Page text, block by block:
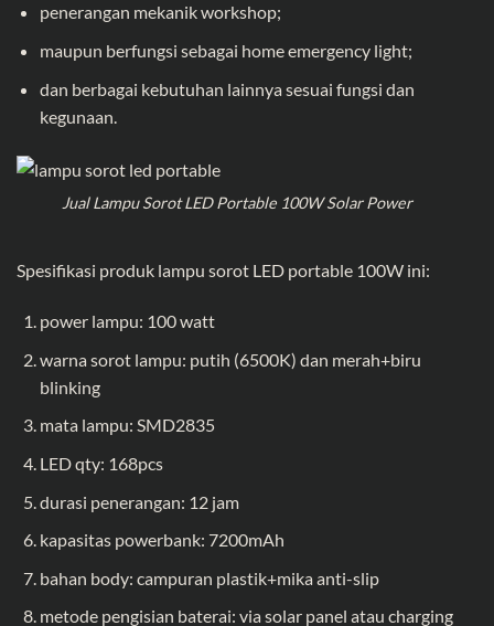
penerangan mekanik workshop;
maupun berfungsi sebagai homeemergency light;
dan berbagai kebutuhan lainnya sesuai fungsi dan
kegunaan.
Jual Lampu Sorot LED Portable 100W Solar Power
Spesifikasi produk lampu sorot LED portable 100W ini:
power lampu: 100 watt
warna sorot lampu: putih (6500K) dan merah+biru
blinking
mata lampu: SMD2835
LED qty: 168pcs
durasi penerangan: 12 jam
kapasitas powerbank: 7200mAh
bahan body: campuran plastik+mika anti-slip
metode pengisian baterai: via solar panel atau charging